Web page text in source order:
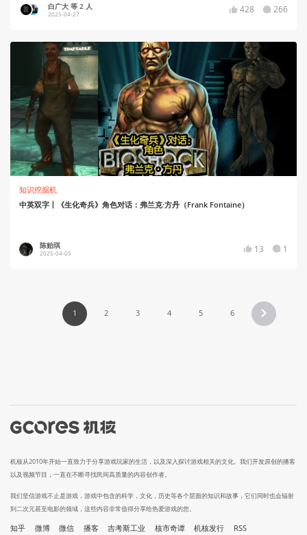
白广大 等 2 人
2025-04-27 428 266
知识挖掘机
中英双字丨《生化奇兵》角色对话：弗兰克·方丹（Frank Fontaine）
陈贻琪
2025-04-05 13 1
1 2 3 4 5 6
机核从2010年开始一直致力于分享游戏玩家的生活，以及深入探讨游戏相关的文化。我们开发原创的播客
以及视频节目，一直在不断寻找民间高质量的内容创作者。
我们坚信游戏不止是游戏，游戏中包含的科学，文化，历史等各个层面的知识和故事，它们同时也会辐射
到二次元甚至电影的领域，这些内容非常值得分享给热爱游戏的您。
知乎 微博 微信 播客 吉考斯工业 核市奇谭 机核发行 RSS